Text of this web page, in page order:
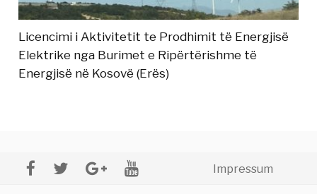
Licencimi i Aktivitetit te Prodhimit të Energjisë
Elektrike nga Burimet e Ripërtërishme të
Energjisë në Kosovë (Erës)
Impressum